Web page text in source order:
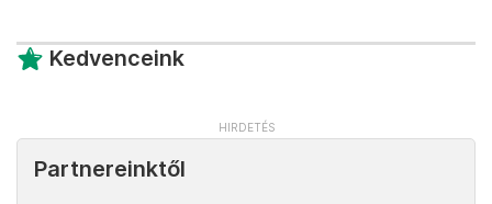
Kedvenceink
Partnereinktől